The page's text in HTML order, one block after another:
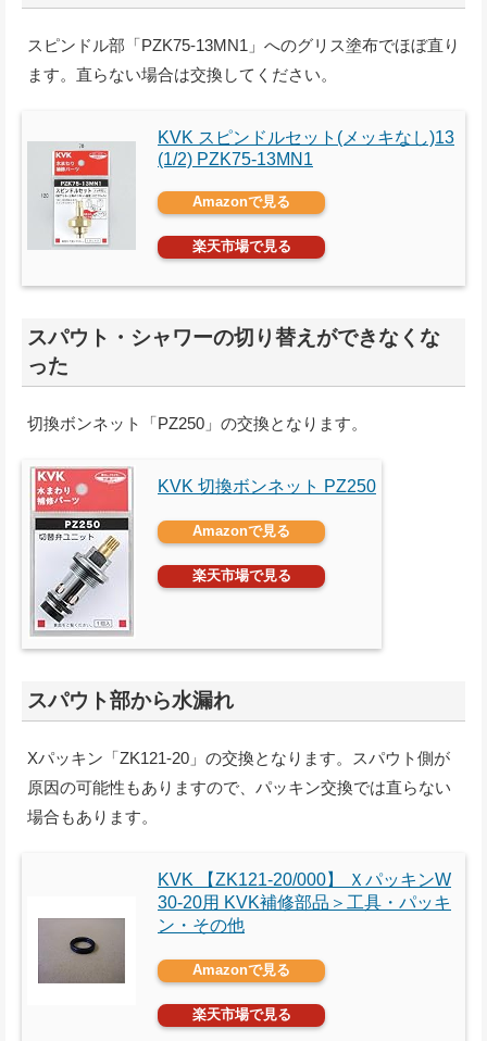
スピンドル部「PZK75-13MN1」へのグリス塗布でほぼ直り
ます。直らない場合は交換してください。
KVK スピンドルセット(メッキなし)13
(1/2) PZK75-13MN1
Amazonで見る
楽天市場で見る
スパウト・シャワーの切り替えができなくな
った
切換ボンネット「PZ250」の交換となります。
KVK 切換ボンネット PZ250
Amazonで見る
楽天市場で見る
スパウト部から水漏れ
Xパッキン「ZK121-20」の交換となります。スパウト側が
原因の可能性もありますので、パッキン交換では直らない
場合もあります。
KVK 【ZK121-20/000】 ＸパッキンW
30-20用 KVK補修部品＞工具・パッキ
ン・その他
Amazonで見る
楽天市場で見る